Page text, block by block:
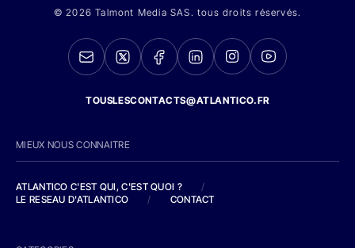
© 2026 Talmont Media SAS. tous droits réservés.
TOUSLESCONTACTS@ATLANTICO.FR
MIEUX NOUS CONNAITRE
ATLANTICO C'EST QUI, C'EST QUOI ?
/
LE RESEAU D'ATLANTICO
/ CONTACT